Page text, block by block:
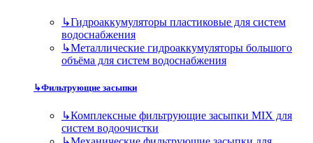
↳Гидроаккумуляторы пластиковые для систем
водоснабжения
↳Металлические гидроаккумуляторы большого
объёма для систем водоснабжения
↳Фильтрующие засыпки
↳Комплексные фильтрующие засыпки MIX для
систем водоочистки